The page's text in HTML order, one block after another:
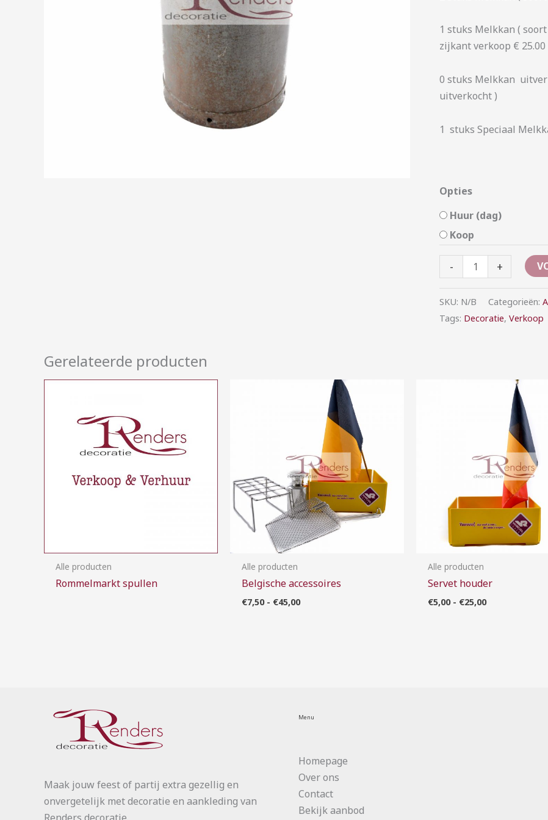
1 stuks Melkkan (
zijkant verkoop € 25.00
0 stuks Melkkan
uitverkocht )
1 stuks Speciaal
Opties
Huur (dag)
Koop
- +
SKU: N/B Categorieën:
Tags: Decoratie, Verkoop
Gerelateerde producten
Alle producten
Rommelmarkt spullen
Alle producten
Belgische accessoires
€7,50 - €45,00
Prijsklasse:
€45,00
Alle producten
Servet houder
€5,00 - €25,00
Prijsklasse:
€25,00
Maak jouw feest of partij extra gezellig en
onvergetelijk met decoratie en aankleding van
Menu
Homepage
Over ons
Contact
Bekijk aanbod